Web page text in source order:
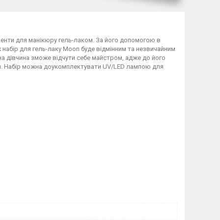
для манікюру гель-лаком. За його допомогою в
для гель-лаку Moon буде відмінним та незвичайним
дівчина зможе відчути себе майстром, адже до його
Набір можна доукомплектувати UV/LED лампою для